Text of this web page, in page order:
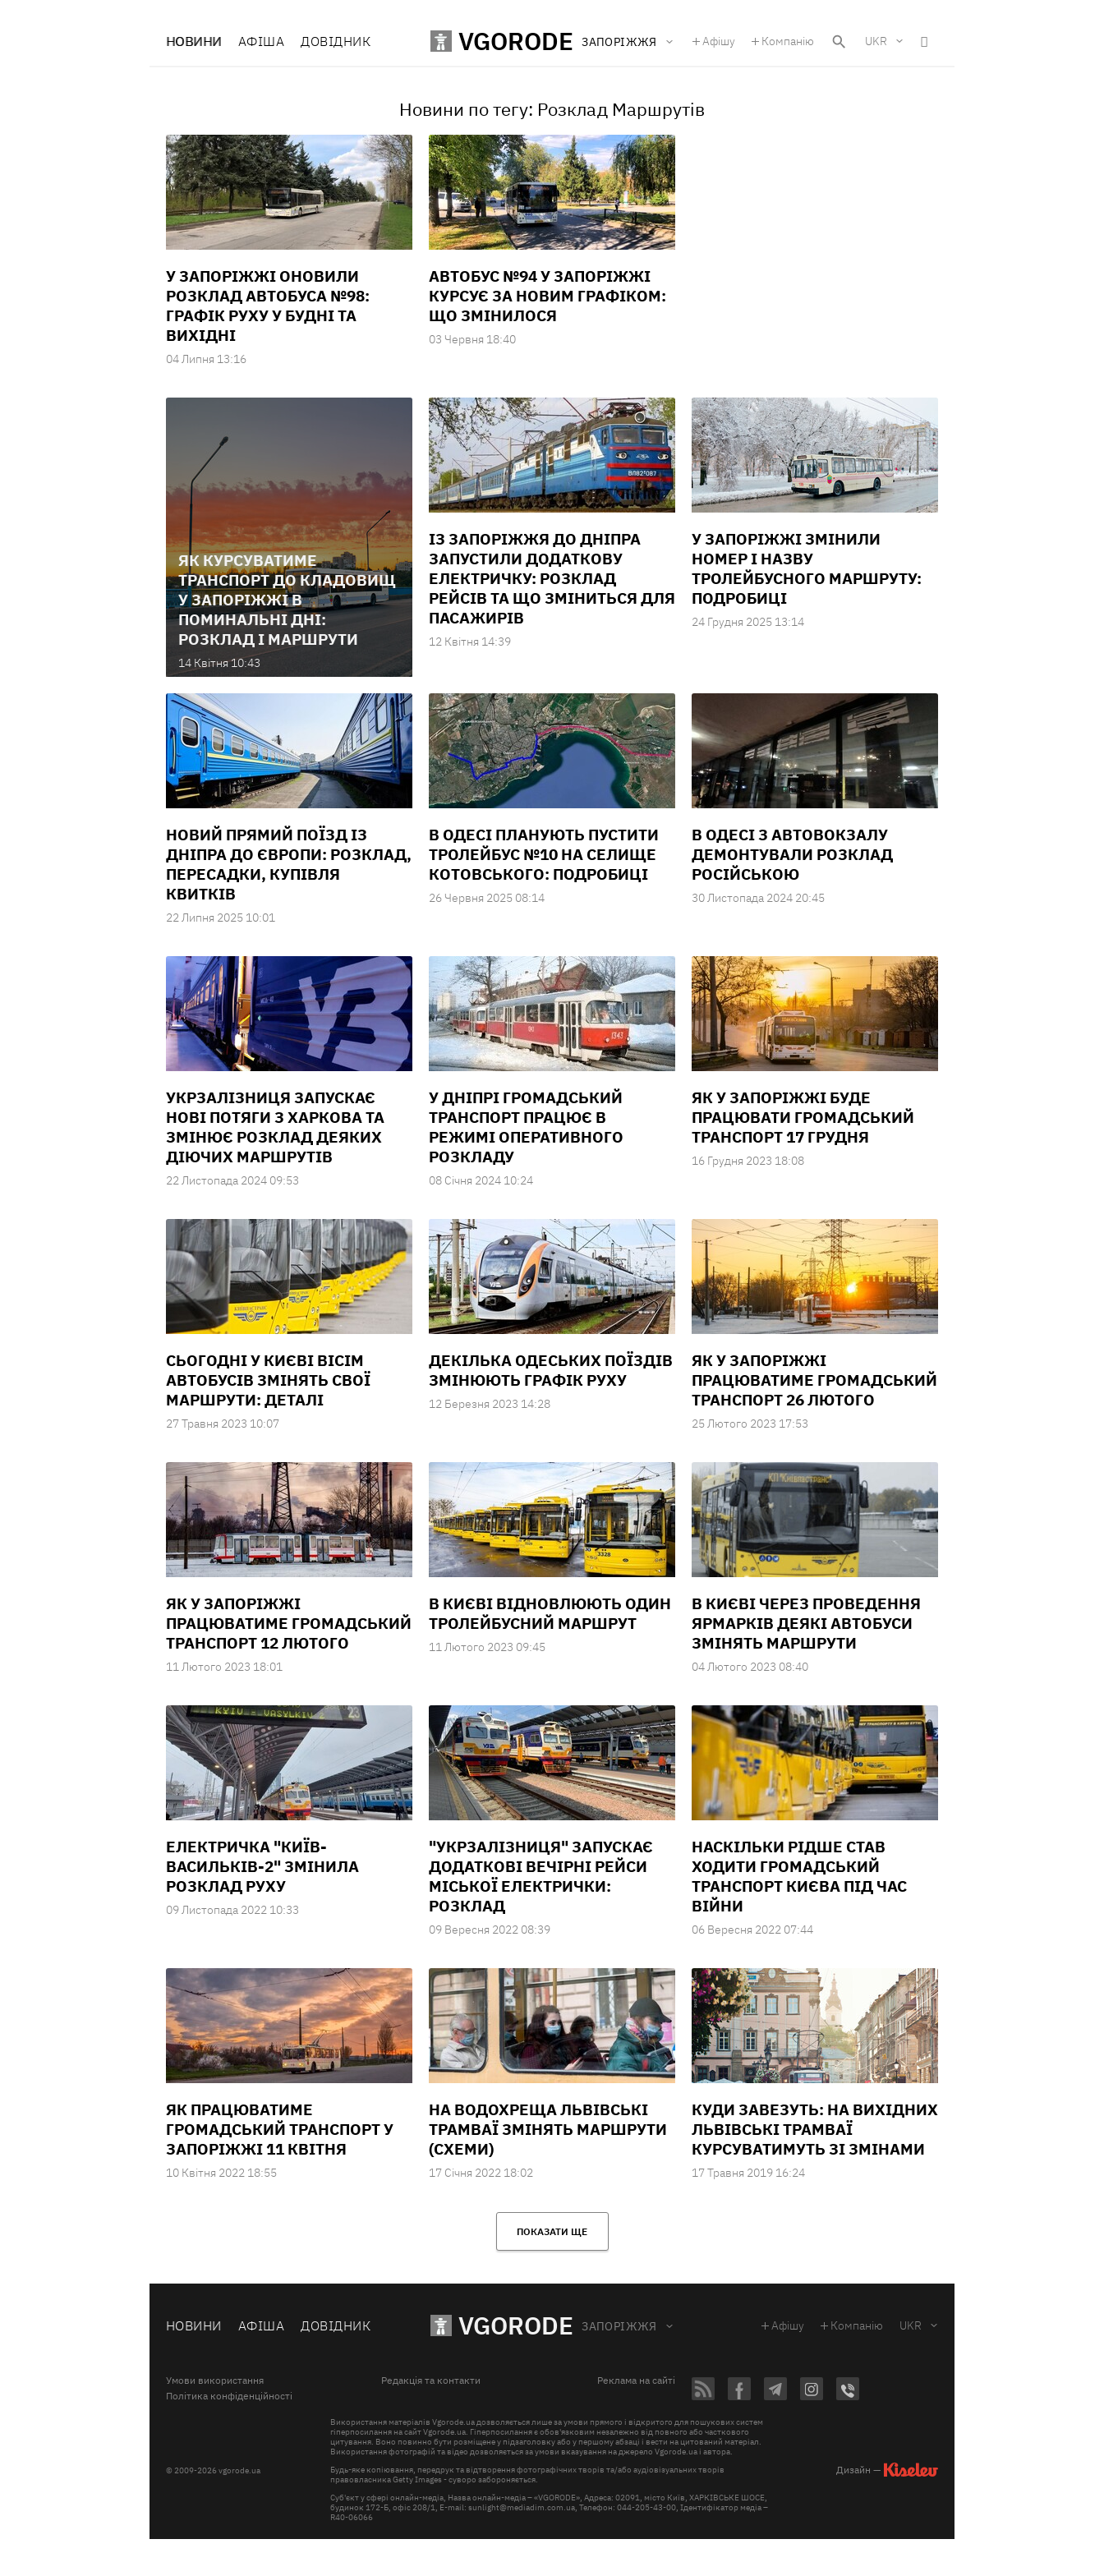
НОВИНИ АФІША ДОВІДНИК VGORODE ЗАПОРІЖЖЯ Афішу Компанію UKR
Новини по тегу: Розклад Маршрутів
У ЗАПОРІЖЖІ ОНОВИЛИ
РОЗКЛАД АВТОБУСА №98:
ГРАФІК РУХУ У БУДНІ ТА
ВИХІДНІ
04 Липня 13:16
АВТОБУС №94 У ЗАПОРІЖЖІ
КУРСУЄ ЗА НОВИМ ГРАФІКОМ:
ЩО ЗМІНИЛОСЯ
03 Червня 18:40
ЯК КУРСУВАТИМЕ
ТРАНСПОРТ ДО КЛАДОВИЩ
У ЗАПОРІЖЖІ В
ПОМИНАЛЬНІ ДНІ:
РОЗКЛАД І МАРШРУТИ
14 Квiтня 10:43
ІЗ ЗАПОРІЖЖЯ ДО ДНІПРА
ЗАПУСТИЛИ ДОДАТКОВУ
ЕЛЕКТРИЧКУ: РОЗКЛАД
РЕЙСІВ ТА ЩО ЗМІНИТЬСЯ ДЛЯ
ПАСАЖИРІВ
12 Квiтня 14:39
У ЗАПОРІЖЖІ ЗМІНИЛИ
НОМЕР І НАЗВУ
ТРОЛЕЙБУСНОГО МАРШРУТУ:
ПОДРОБИЦІ
24 Грудня 2025 13:14
НОВИЙ ПРЯМИЙ ПОЇЗД ІЗ
ДНІПРА ДО ЄВРОПИ: РОЗКЛАД,
ПЕРЕСАДКИ, КУПІВЛЯ
КВИТКІВ
22 Липня 2025 10:01
В ОДЕСІ ПЛАНУЮТЬ ПУСТИТИ
ТРОЛЕЙБУС №10 НА СЕЛИЩЕ
КОТОВСЬКОГО: ПОДРОБИЦІ
26 Червня 2025 08:14
В ОДЕСІ З АВТОВОКЗАЛУ
ДЕМОНТУВАЛИ РОЗКЛАД
РОСІЙСЬКОЮ
30 Листопада 2024 20:45
УКРЗАЛІЗНИЦЯ ЗАПУСКАЄ
НОВІ ПОТЯГИ З ХАРКОВА ТА
ЗМІНЮЄ РОЗКЛАД ДЕЯКИХ
ДІЮЧИХ МАРШРУТІВ
22 Листопада 2024 09:53
У ДНІПРІ ГРОМАДСЬКИЙ
ТРАНСПОРТ ПРАЦЮЄ В
РЕЖИМІ ОПЕРАТИВНОГО
РОЗКЛАДУ
08 Сiчня 2024 10:24
ЯК У ЗАПОРІЖЖІ БУДЕ
ПРАЦЮВАТИ ГРОМАДСЬКИЙ
ТРАНСПОРТ 17 ГРУДНЯ
16 Грудня 2023 18:08
СЬОГОДНІ У КИЄВІ ВІСІМ
АВТОБУСІВ ЗМІНЯТЬ СВОЇ
МАРШРУТИ: ДЕТАЛІ
27 Травня 2023 10:07
ДЕКІЛЬКА ОДЕСЬКИХ ПОЇЗДІВ
ЗМІНЮЮТЬ ГРАФІК РУХУ
12 Березня 2023 14:28
ЯК У ЗАПОРІЖЖІ
ПРАЦЮВАТИМЕ ГРОМАДСЬКИЙ
ТРАНСПОРТ 26 ЛЮТОГО
25 Лютого 2023 17:53
ЯК У ЗАПОРІЖЖІ
ПРАЦЮВАТИМЕ ГРОМАДСЬКИЙ
ТРАНСПОРТ 12 ЛЮТОГО
11 Лютого 2023 18:01
В КИЄВІ ВІДНОВЛЮЮТЬ ОДИН
ТРОЛЕЙБУСНИЙ МАРШРУТ
11 Лютого 2023 09:45
В КИЄВІ ЧЕРЕЗ ПРОВЕДЕННЯ
ЯРМАРКІВ ДЕЯКІ АВТОБУСИ
ЗМІНЯТЬ МАРШРУТИ
04 Лютого 2023 08:40
ЕЛЕКТРИЧКА "КИЇВ-
ВАСИЛЬКІВ-2" ЗМІНИЛА
РОЗКЛАД РУХУ
09 Листопада 2022 10:33
"УКРЗАЛІЗНИЦЯ" ЗАПУСКАЄ
ДОДАТКОВІ ВЕЧІРНІ РЕЙСИ
МІСЬКОЇ ЕЛЕКТРИЧКИ:
РОЗКЛАД
09 Вересня 2022 08:39
НАСКІЛЬКИ РІДШЕ СТАВ
ХОДИТИ ГРОМАДСЬКИЙ
ТРАНСПОРТ КИЄВА ПІД ЧАС
ВІЙНИ
06 Вересня 2022 07:44
ЯК ПРАЦЮВАТИМЕ
ГРОМАДСЬКИЙ ТРАНСПОРТ У
ЗАПОРІЖЖІ 11 КВІТНЯ
10 Квiтня 2022 18:55
НА ВОДОХРЕЩА ЛЬВІВСЬКІ
ТРАМВАЇ ЗМІНЯТЬ МАРШРУТИ
(СХЕМИ)
17 Сiчня 2022 18:02
КУДИ ЗАВЕЗУТЬ: НА ВИХІДНИХ
ЛЬВІВСЬКІ ТРАМВАЇ
КУРСУВАТИМУТЬ ЗІ ЗМІНАМИ
17 Травня 2019 16:24
ПОКАЗАТИ ЩЕ
НОВИНИ АФІША ДОВІДНИК VGORODE ЗАПОРІЖЖЯ Афішу Компанію UKR
Умови використання Редакція та контакти
Реклама на сайті
Політика конфіденційності
© 2009-2026 vgorode.ua
Використання матеріалів Vgorode.ua дозволяється лише за умови прямого і відкритого для пошукових систем
гіперпосилання на сайт Vgorode.ua. Гіперпосилання є обов'язковим незалежно від повного або часткового
цитування. Воно повинно бути розміщене у підзаголовку або у першому абзаці і вести на цитований матеріал.
Використання фотографій та відео дозволяється за умови вказування на джерело Vgorode.ua і автора.
Будь-яке копіювання, передрук та відтворення фотографічних творів та/або аудіовізуальних творів
правовласника Getty Images - суворо забороняється.
Суб'єкт у сфері онлайн-медіа, Назва онлайн-медіа – «VGORODE», Адреса: 02091, місто Київ, ХАРКІВСЬКЕ ШОСЕ,
будинок 172-Б, офіс 208/1, E-mail: sunlight@mediadim.com.ua, Телефон: 044-205-43-00, Ідентифікатор медіа –
R40-06066
Дизайн —